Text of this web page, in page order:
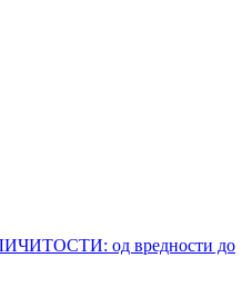
oд вредности до